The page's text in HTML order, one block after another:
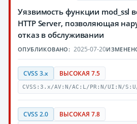
Уязвимость функции mod_ssl
HTTP Server, позволяющая
отказ в обслуживании
ОПУБЛИКОВАНО: 2025-07-20
CVSS 3.x ВЫСОКАЯ 7.5
CVSS:3.x/AV:N/AC:L/PR:N/UI:N/
CVSS 2.0 ВЫСОКАЯ 7.8